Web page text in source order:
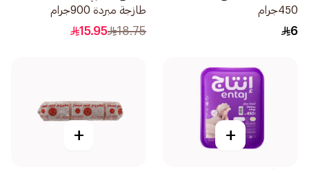
450جرام
6
طازجة مبردة 900جرام
18.75
15.95
+
+